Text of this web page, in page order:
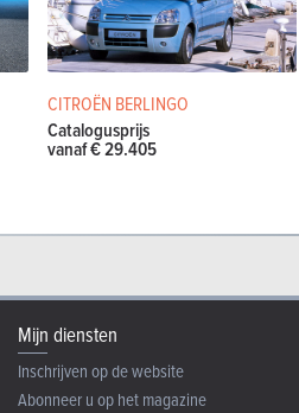
CITROËN BERLINGO
Catalogusprijs
vanaf € 29.405
Mijn diensten
Inschrijven op de website
Abonneer u op het magazine